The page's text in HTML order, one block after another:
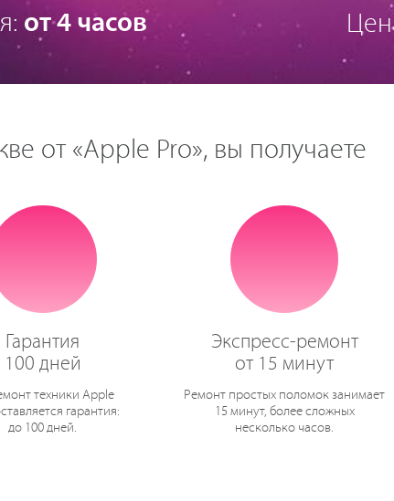
от 4 часов
от «Apple Pro», вы получаете
Гарантия
100 дней
техники Apple
гарантия:
до 100 дней.
Экспресс-ремонт
от 15 минут
Ремонт простых поломок занимает
15 минут, более сложных
несколько часов.